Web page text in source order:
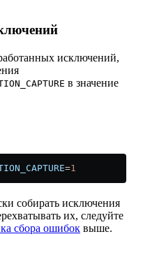
исключений,
в значение
=1
собирать исключения
их, следуйте
сбора ошибок выше.